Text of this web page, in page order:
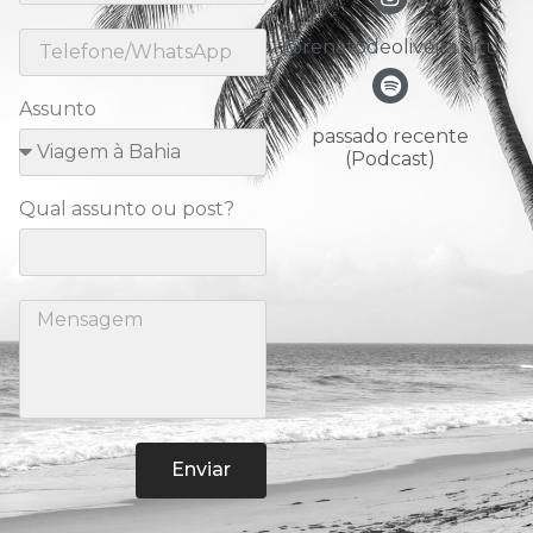
Assunto
Qual assunto ou post?
Enviar
@renatodeoliveira.nitu
passado recente
(Podcast)